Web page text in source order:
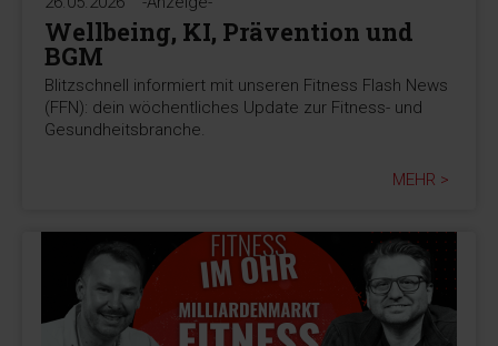
Wellbeing, KI, Prävention und
BGM
Blitzschnell informiert mit unseren Fitness Flash News
(FFN): dein wöchentliches Update zur Fitness- und
Gesundheitsbranche.
MEHR >